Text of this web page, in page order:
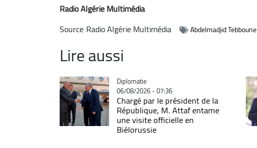
Radio Algérie Multimédia
Source Radio Algérie Multimédia Abdelmadjid Tebboune
Lire aussi
Catégorie
Diplomatie
06/08/2026 - 07:36
Chargé par le président de la
République, M. Attaf entame
une visite officielle en
Biélorussie